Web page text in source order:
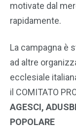
motivate dal
rapidamente.
La campagna è
ad altre
ecclesiale
il COMITATO
AGESCI,
POPOLARE